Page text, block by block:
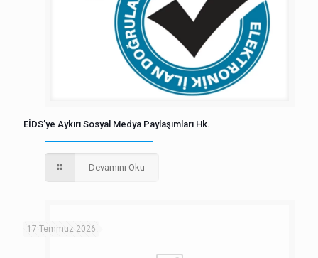
EİDS’ye Aykırı Sosyal Medya Paylaşımları Hk.
Devamını Oku
17 Temmuz 2026